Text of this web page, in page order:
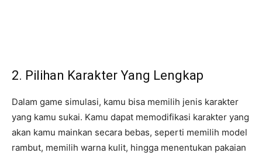
2. Pilihan Karakter Yang Lengkap
Dalam game simulasi, kamu bisa memilih jenis karakter
yang kamu sukai. Kamu dapat memodifikasi karakter yang
akan kamu mainkan secara bebas, seperti memilih model
rambut, memilih warna kulit, hingga menentukan pakaian